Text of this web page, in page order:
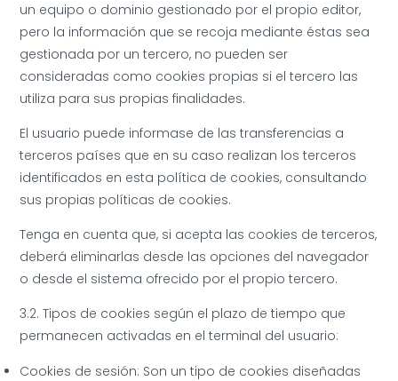
un equipo o dominio gestionado por el propio editor,
pero la información que se recoja mediante éstas sea
gestionada por un tercero, no pueden ser
consideradas como cookies propias si el tercero las
utiliza para sus propias finalidades.
El usuario puede informase de las transferencias a
terceros países que en su caso realizan los terceros
identificados en esta política de cookies, consultando
sus propias políticas de cookies.
Tenga en cuenta que, si acepta las cookies de terceros,
deberá eliminarlas desde las opciones del navegador
o desde el sistema ofrecido por el propio tercero.
3.2. Tipos de cookies según el plazo de tiempo que
permanecen activadas en el terminal del usuario:
Cookies de sesión: Son un tipo de cookies diseñadas